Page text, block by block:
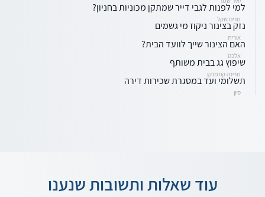
למי לפנות לגבי דייר שמתקן מכוניות בחניון?
מרים שקל
נזק בצינור ניקוז מי גשמים
אורית
האם הצינור שייך לוועד הבית?
אלכס
שיפוץ גג בבית משותף
מרינה קוזמנקו
תשלומי ועד במסגרת שכירות דירה
סיון
עוד שאלות ותשובות שנענו